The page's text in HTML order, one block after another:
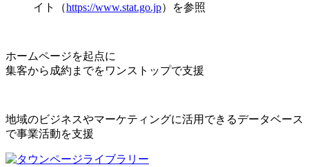
イト（https://www.stat.go.jp）を参照
ホームページを起点に
集客から成約までをワンストップで支援
地域のビジネスやマーケティングに活用できるデータベース
で事業活動を支援